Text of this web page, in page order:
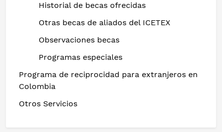
Historial de becas ofrecidas
Otras becas de aliados del ICETEX
Observaciones becas
Programas especiales
Programa de reciprocidad para extranjeros en
Colombia
Otros Servicios